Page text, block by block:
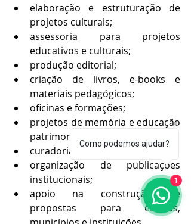
elaboração e estruturação de
projetos culturais;
assessoria para projetos
educativos e culturais;
produção editorial;
criação de livros, e-books e
materiais pedagógicos;
oficinas e formações;
projetos de memória e educação
patrimonial;
curadoria de conteúdos;
organização de publicações
institucionais;
apoio na construção de
propostas para escolas,
Como podemos ajudar?
1